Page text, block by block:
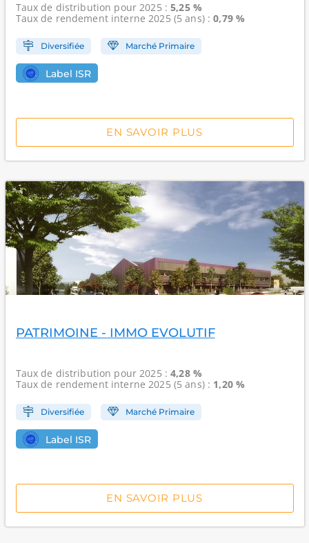
Taux de distribution pour 2025 :5,25 %
Taux de rendement interne2025 (5 ans) :0,79 %
Diversifiée Marché Primaire
Label ISR
EN SAVOIR PLUS
PATRIMOINE - IMMO EVOLUTIF
Taux de distribution pour 2025 :4,28 %
Taux de rendement interne2025 (5 ans) : 1,20 %
Diversifiée Marché Primaire
Label ISR
EN SAVOIR PLUS